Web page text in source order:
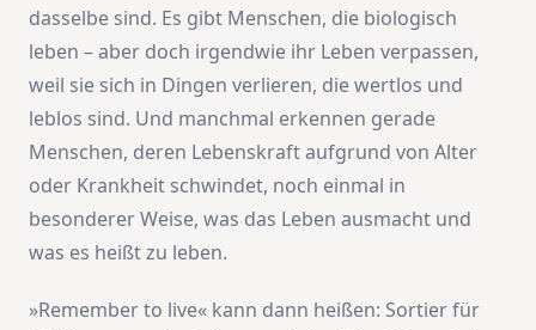
dasselbe sind. Es gibt Menschen, die biologisch
leben – aber doch irgendwie ihr Leben verpassen,
weil sie sich in Dingen verlieren, die wertlos und
leblos sind. Und manchmal erkennen gerade
Menschen, deren Lebenskraft aufgrund von Alter
oder Krankheit schwindet, noch einmal in
besonderer Weise, was das Leben ausmacht und
was es heißt zu leben.
»Remember to live« kann dann heißen: Sortier für